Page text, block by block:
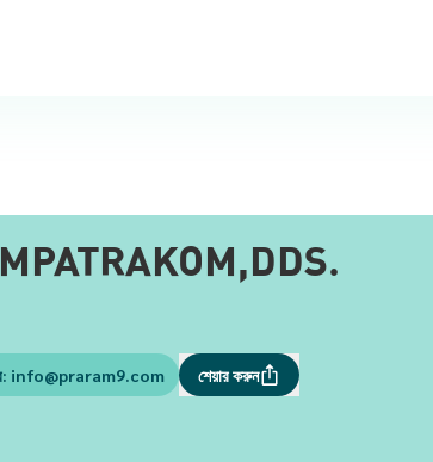
info@praram9.com শেয়ার করুন